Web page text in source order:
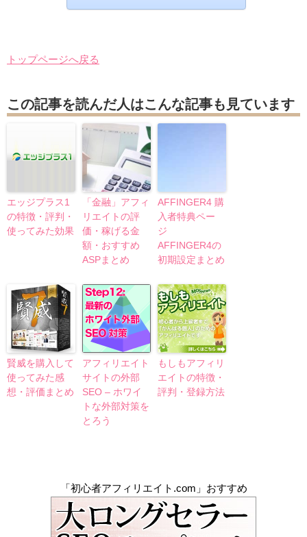
トップページへ戻る
この記事を読んだ人はこんな記事も見ています
エッジプラス1
の特徴・評判・
使ってみた効果
「金融」アフィ
リエイトの評
価・稼げる金
額・おすすめ
ASPまとめ
AFFINGER4 購
入者特典ペー
ジ
AFFINGER4の
初期設定まとめ
賢威を購入して
使ってみた感
想・評価まとめ
アフィリエイト
サイトの外部
SEO – ホワイ
トな外部対策を
とろう
もしもアフィリ
エイトの特徴・
評判・登録方法
「初心者アフィリエイト.com」おすすめ